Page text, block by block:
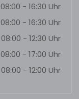
08:00 - 16:30 Uhr
08:00 - 16:30 Uhr
08:00 - 12:30 Uhr
08:00 - 17:00 Uhr
08:00 - 12:00 Uhr